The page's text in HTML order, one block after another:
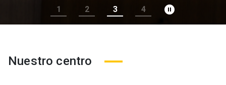
1 2 3 4 pause_circle_filled
Nuestro centro